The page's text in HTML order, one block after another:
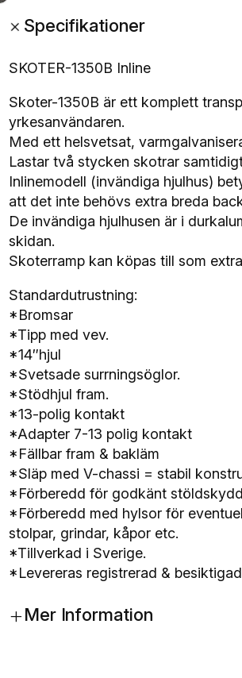
e
s
ä
p
4
,
5
×
1
,
9
m
1
3
5
0
k
g
m
ä
n
g
d
+Specifikationer
SKOTER-1350B Inline
Skoter-1350B är ett komplett
yrkesanvändaren.
Med ett helsvetsat,
Lastar två stycken skotrar
Inlinemodell (invändiga hjulhus)
att det inte behövs extra breda
De invändiga hjulhusen är i
skidan.
Skoterramp kan köpas till som
Standardutrustning:
*Bromsar
*Tipp med vev.
*14″hjul
*Svetsade surrningsöglor.
*Stödhjul fram.
*13-polig kontakt
*Adapter 7-13 polig kontakt
*Fällbar fram & bakläm
*Släp med V-chassi = stabil
*Förberedd för godkänt
*Förberedd med hylsor för
stolpar, grindar, kåpor etc.
*Tillverkad i Sverige.
*Levereras registrerad &
+Mer Information